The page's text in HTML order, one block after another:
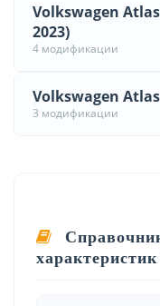
Volkswagen
2023)
4 модификации
Volkswagen
3 модификации